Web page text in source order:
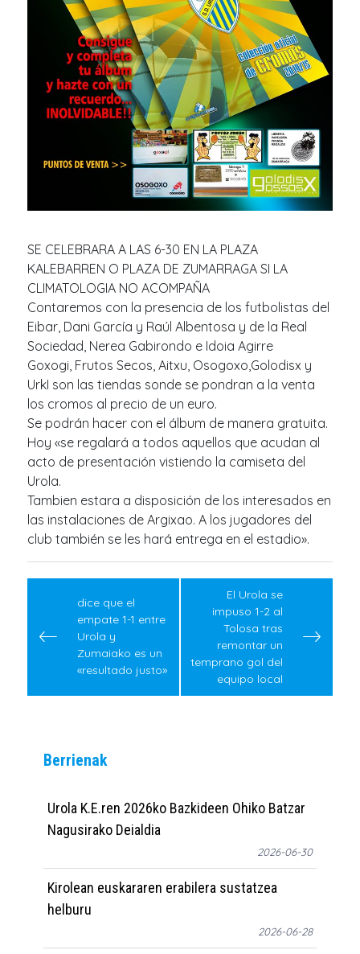
SE CELEBRARA A LAS 6-30 EN LA PLAZA
KALEBARREN O PLAZA DE ZUMARRAGA SI LA
CLIMATOLOGIA NO ACOMPAÑA
Contaremos con la presencia de los futbolistas del
Eibar, Dani García y Raúl Albentosa y de la Real
Sociedad, Nerea Gabirondo e Idoia Agirre
Goxogi, Frutos Secos, Aitxu, Osogoxo,Golodisx y
UrkI son las tiendas sonde se pondran a la venta
los cromos al precio de un euro.
Se podrán hacer con el álbum de manera gratuita.
Hoy «se regalará a todos aquellos que acudan al
acto de presentación vistiendo la camiseta del
Urola.
Tambien estara a disposición de los interesados en
las instalaciones de Argixao. A los jugadores del
club también se les hará entrega en el estadio».
navigation
dice que el
empate 1-1 entre
Urola y
Zumaiako es un
«resultado justo»
El Urola se
impuso 1-2 al
Tolosa tras
remontar un
temprano gol del
equipo local
Berrienak
Urola K.E.ren 2026ko Bazkideen Ohiko Batzar
Nagusirako Deialdia
2026-06-30
Kirolean euskararen erabilera sustatzea
helburu
2026-06-28